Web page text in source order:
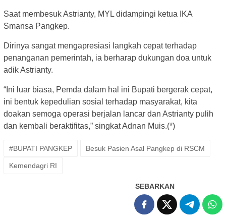
Saat membesuk Astrianty, MYL didampingi ketua IKA
Smansa Pangkep.
Dirinya sangat mengapresiasi langkah cepat terhadap
penanganan pemerintah, ia berharap dukungan doa untuk
adik Astrianty.
“Ini luar biasa, Pemda dalam hal ini Bupati bergerak cepat,
ini bentuk kepedulian sosial terhadap masyarakat, kita
doakan semoga operasi berjalan lancar dan Astrianty pulih
dan kembali beraktifitas,” singkat Adnan Muis.(*)
#BUPATI PANGKEP Besuk Pasien Asal Pangkep di RSCM
Kemendagri RI
SEBARKAN